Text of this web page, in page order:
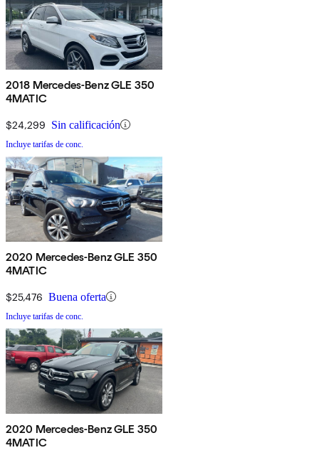
2018 Mercedes-Benz GLE 350
4MATIC
$24,299 Sin calificación
Incluye tarifas de conc.
2020 Mercedes-Benz GLE 350
4MATIC
$25,476 Buena oferta
Incluye tarifas de conc.
2020 Mercedes-Benz GLE 350
4MATIC